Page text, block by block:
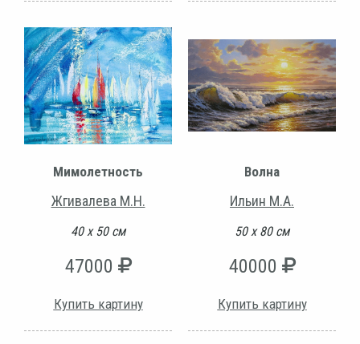
Мимолетность
Жгивалева М.Н.
40 х 50 см
47000
Купить картину
Волна
Ильин М.А.
50 х 80 см
40000
Купить картину